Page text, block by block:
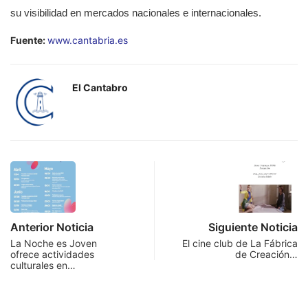
su visibilidad en mercados nacionales e internacionales.
Fuente:www.cantabria.es
El Cantabro
Anterior Noticia
La Noche es Joven
ofrece actividades
culturales en…
Siguiente Noticia
El cine club de La Fábrica
de Creación…